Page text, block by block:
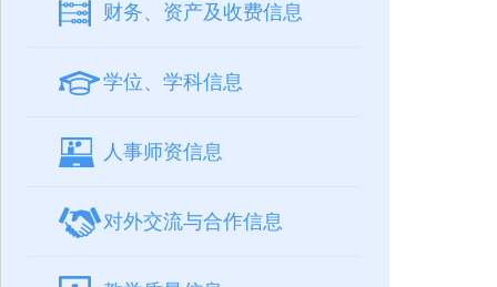
财务、资产及收费信息
学位、学科信息
人事师资信息
对外交流与合作信息